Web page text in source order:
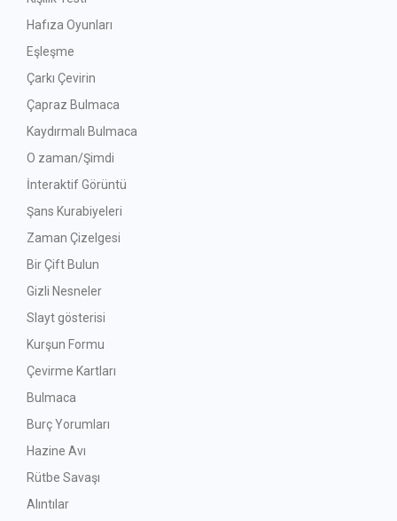
Hafıza Oyunları
Eşleşme
Çarkı Çevirin
Çapraz Bulmaca
Kaydırmalı Bulmaca
O zaman/Şimdi
İnteraktif Görüntü
Şans Kurabiyeleri
Zaman Çizelgesi
Bir Çift Bulun
Gizli Nesneler
Slayt gösterisi
Kurşun Formu
Çevirme Kartları
Bulmaca
Burç Yorumları
Hazine Avı
Rütbe Savaşı
Alıntılar